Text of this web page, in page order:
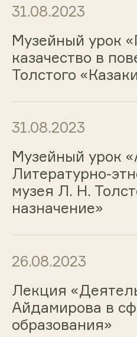
31.08.2023
Музейный урок
казачество в
Толстого
31.08.2023
Музейный урок
Литературно-
музея Л. Н.
назначение»
26.08.2023
Лекция
Айдамирова в
образования»